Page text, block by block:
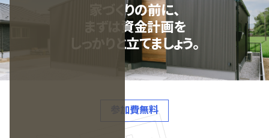
家づくりの前に、
資金計画を
しっかりと立てましょう。
参加費無料